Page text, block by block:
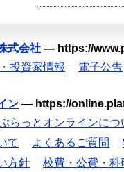
式会社 — https://
投資家情報 電子公告
ン — https://
らっとオンラインにつ
て
よくあるご質問
方針
校費・公費・